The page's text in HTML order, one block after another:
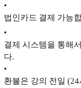
•
법인카드 결제 가능
•
결제 시스템을 통해
다.
•
환불은 강의 전일